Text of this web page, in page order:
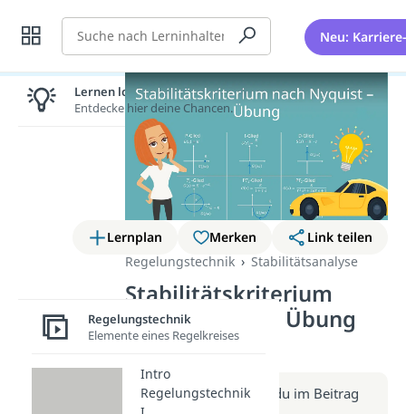
Suche Neu:
Lernplan Merken
Link teilen
Regelungstechnik
Stabilitätsanalyse
Stabilitätskriterium
nach Nyquist – Übung
(Video)
Weitere Infos erhältst du im Beitrag
Lernen lohnt sich!
Entdecke hier deine Chancen.
Regelungstechnik
Elemente eines Regelkreises
Intro
Regelungstechnik